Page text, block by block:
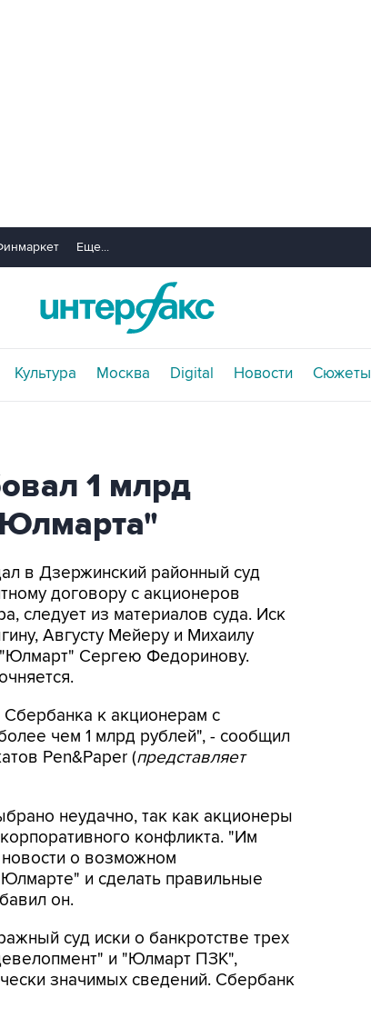
Еще...
Культура Москва Digital Новости Сюжеты
1 млрд
в Дзержинский районный суд
договору с акционеров
следует из материалов суда. Иск
Августу Мейеру и Михаилу
"Юлмарт" Сергею Федоринову.
к акционерам с
чем 1 млрд рублей", - сообщил
Pen&Paper (представляет
неудачно, так как акционеры
конфликта. "Им
новости о возможном
и сделать правильные
он.
суд иски о банкротстве трех
и "Юлмарт ПЗК",
значимых сведений. Сбербанк